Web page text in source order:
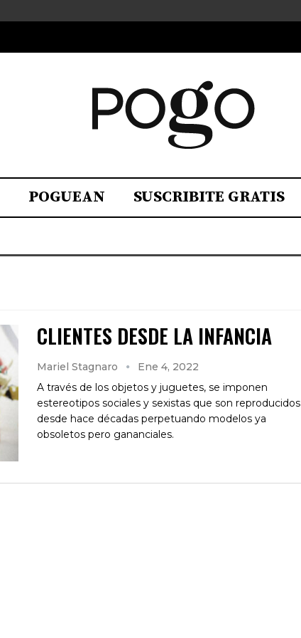
POGUEAN SUSCRIBITE GRATIS
CLIENTES DESDE LA INFANCIA
Mariel Stagnaro
Ene 4, 2022
A través de los objetos y juguetes, se imponen
estereotipos sociales y sexistas que son reproducidos
desde hace décadas perpetuando modelos ya
obsoletos pero gananciales.